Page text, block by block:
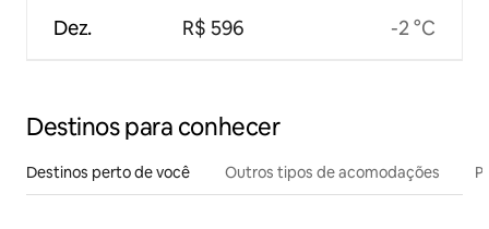
Dez. R$ 596 -2 °C
Destinos para conhecer
Destinos perto de você Outros tipos de acomodações